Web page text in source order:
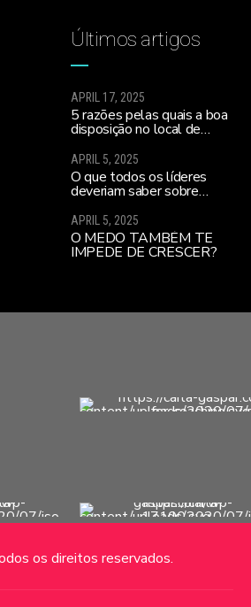
Últimos artigos
APRIL 17, 2025
5 razões pelas quais a boa
disposição no local de
moral da equipa e a
realizares todos os teus
sonhos…
APRIL 5, 2025
O que todos os líderes
deveriam saber sobre
alto desempenho
(sobretudo se lideram uma
nova equipa)
APRIL 5, 2025
O MEDO TAMBÉM TE
IMPEDE DE CRESCER?
os direitos reservados.